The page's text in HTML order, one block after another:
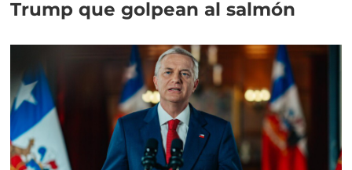
Trump que golpean al salmón